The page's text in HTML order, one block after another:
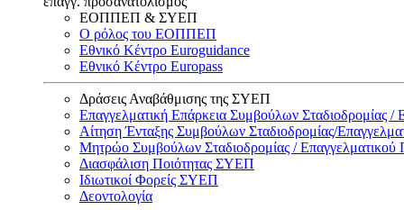
ΕΟΠΠΕΠ & ΣΥΕΠ
Ο ρόλος του ΕΟΠΠΕΠ
Εθνικό Κέντρο Euroguidance
Εθνικό Κέντρο Europass
Δράσεις Αναβάθμισης της ΣΥΕΠ
Επαγγελματική Επάρκεια Συμβούλων Σταδιοδρομίας /
Αίτηση Ένταξης Συμβούλων Σταδιοδρομίας/
Μητρώο Συμβούλων Σταδιοδρομίας / Επαγγελματικού
Διασφάλιση Ποιότητας ΣΥΕΠ
Ιδιωτικοί Φορείς ΣΥΕΠ
Δεοντολογία